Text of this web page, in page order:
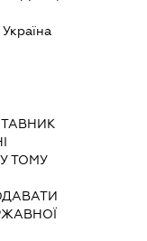
Україна
ТОМУ